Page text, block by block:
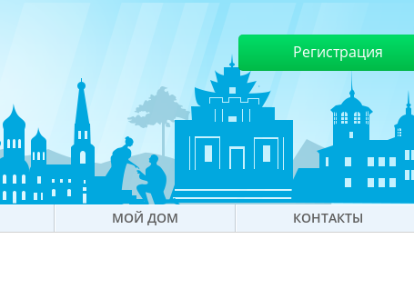
Регистрация
МОЙ ДОМ КОНТАКТЫ